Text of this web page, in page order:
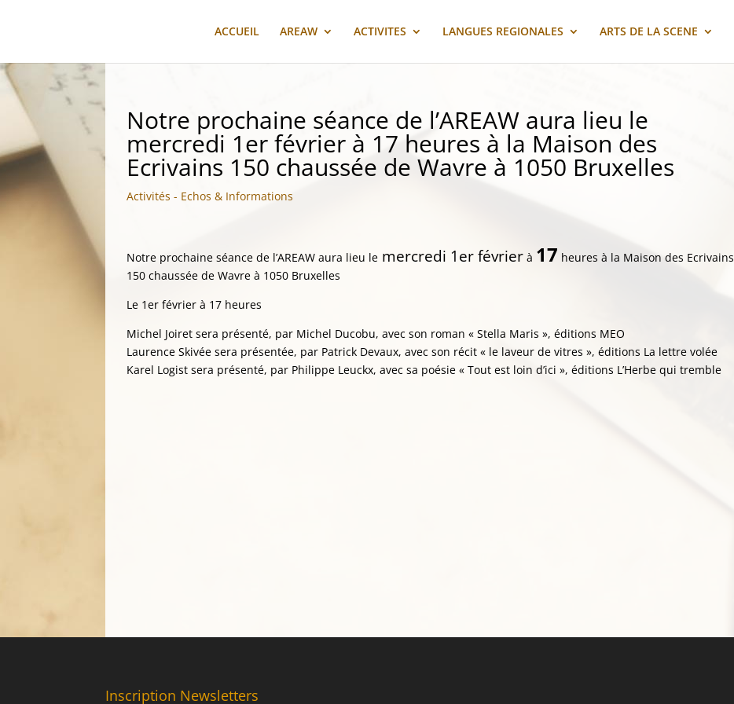
ACCUEIL AREAW ACTIVITES LANGUES REGIONALES ARTS DE LA SCENE
Notre prochaine séance de l’AREAW aura lieu le
mercredi 1er février à 17 heures à la Maison des
Ecrivains 150 chaussée de Wavre à 1050 Bruxelles
Activités - Echos & Informations
Notre prochaine séance de l’AREAW aura lieu le mercredi 1er février à 17 heures à la Maison des Ecrivains
150 chaussée de Wavre à 1050 Bruxelles
Le 1er février à 17 heures
Michel Joiret sera présenté, par Michel Ducobu, avec son roman « Stella Maris », éditions MEO
Laurence Skivée sera présentée, par Patrick Devaux, avec son récit « le laveur de vitres », éditions La lettre volée
Karel Logist sera présenté, par Philippe Leuckx, avec sa poésie « Tout est loin d’ici », éditions L’Herbe qui tremble
Inscription Newsletters